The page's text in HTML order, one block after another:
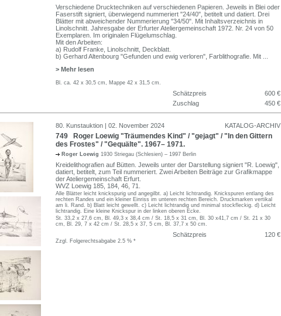
Verschiedene Drucktechniken auf verschiedenen Papieren. Jeweils in Blei oder
Faserstift signiert, überwiegend nummeriert "24/40", betitelt und datiert. Drei
Blätter mit abweichender Nummerierung "34/50". Mit Inhaltsverzeichnis in
Linolschnitt. Jahresgabe der Erfurter Ateliergemeinschaft 1972. Nr. 24 von 50
Exemplaren. Im originalen Flügelumschlag.
Mit den Arbeiten:
a) Rudolf Franke, Linolschnitt, Deckblatt.
b) Gerhard Altenbourg "Gefunden und ewig verloren", Farblithografie. Mit
> Mehr lesen
Bl. ca. 42 x 30,5 cm, Mappe 42 x 31,5 cm.
Schätzpreis
600 €
Zuschlag
450 €
80. Kunstauktion | 02. November 2024 KATALOG-ARCHIV
749 Roger Loewig "Träumendes Kind" / "gejagt" / "In den Gittern
des Frostes" / "Gequälte". 1967– 1971.
Roger Loewig 1930 Striegau (Schlesien) – 1997 Berlin
Kreidelithografien auf Bütten. Jeweils unter der Darstellung signiert "R. Loewig",
datiert, betitelt, zum Teil nummeriert. Zwei Arbeiten Beiträge zur Grafikmappe
der Ateliergemeinschaft Erfurt.
WVZ Loewig 185, 184, 46, 71.
Alle Blätter leicht knickspurig und angegilbt. a) Leicht lichtrandig. Knickspuren entlang des
rechten Randes und ein kleiner Einriss im unteren rechten Bereich. Druckmarken vertikal
am li. Rand. b) Blatt leicht gewellt. c) Leicht lichtrandig und minimal stockfleckig. d) Leicht
lichtrandig. Eine kleine Knickspur in der linken oberen Ecke.
St. 33,2 x 27,6 cm, Bl. 49,3 x 38,4 cm / St. 18,5 x 31 cm, Bl. 30 x41,7 cm / St. 21 x 30
cm, Bl. 29, 7 x 42 cm / St. 28,5 x 37, 5 cm, Bl. 37,7 x 50 cm.
Schätzpreis 120 €
Zzgl. Folgerechtsabgabe 2.5 % *